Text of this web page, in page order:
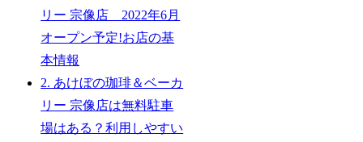
リー 宗像店 2022年6月
オープン予定!お店の基
本情報
2. あけぼの珈琲＆ベーカ
リー 宗像店は無料駐車
場はある？利用しやすい